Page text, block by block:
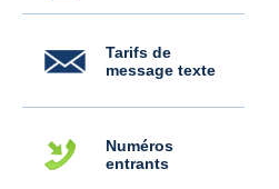
Tarifs de
message texte
Numéros
entrants